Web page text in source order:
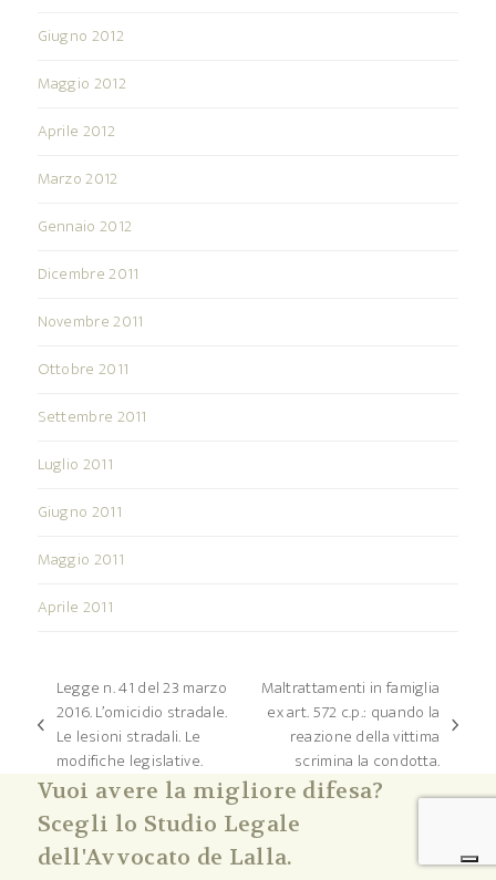
Giugno 2012
Maggio 2012
Aprile 2012
Marzo 2012
Gennaio 2012
Dicembre 2011
Novembre 2011
Ottobre 2011
Settembre 2011
Luglio 2011
Giugno 2011
Maggio 2011
Aprile 2011
post
precedente:
Legge n. 41 del 23 marzo
2016. L’omicidio stradale.
Le lesioni stradali. Le
modifiche legislative.
articolo
successivo:
Maltrattamenti in famiglia
ex art. 572 c.p.: quando la
reazione della vittima
scrimina la condotta.
Vuoi avere la migliore difesa?
Scegli lo Studio Legale
dell'Avvocato de Lalla.